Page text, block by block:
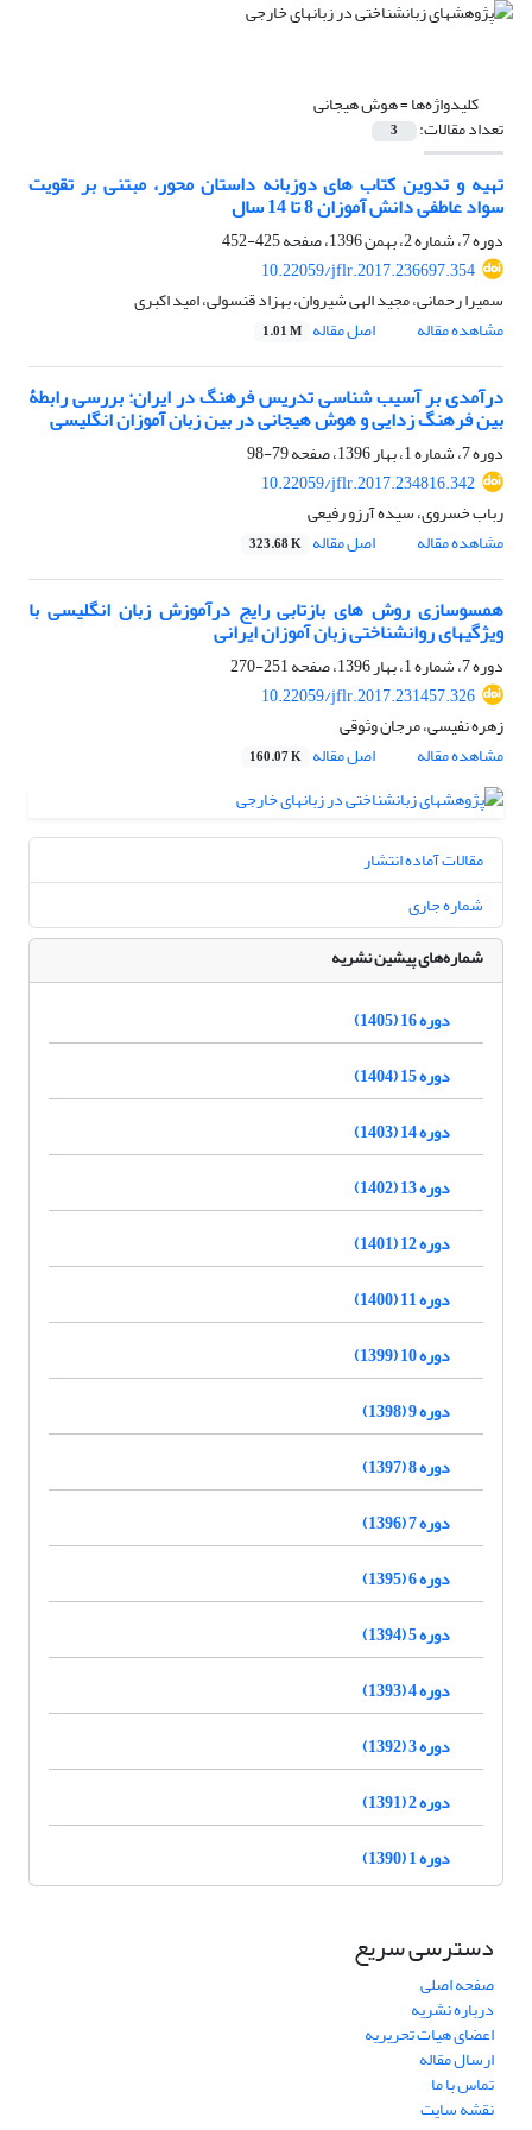
کلیدواژه‌ها =هوش هیجانی
تعداد مقالات: 3
تهیه و تدوین کتاب های دوزبانه داستان محور، مبتنی بر تقویت
سواد عاطفی دانش آموزان 8 تا 14 سال
دوره 7، شماره 2، بهمن 1396، صفحه
425-452
10.22059/jflr.2017.236697.354
سمیرا رحمانی، مجید الهی شیروان، بهزاد قنسولی، امید اکبری
مشاهده مقاله
اصل مقاله 1.01 M
درآمدی بر آسیب شناسی تدریس فرهنگ در ایران: بررسی رابطۀ
بین فرهنگ زدایی و هوش هیجانی در بین زبان آموزان انگلیسی
دوره 7، شماره 1، بهار 1396، صفحه
79-98
10.22059/jflr.2017.234816.342
رباب خسروی، سیده آرزو رفیعی
مشاهده مقاله
اصل مقاله 323.68 K
همسوسازی روش های بازتابی رایج درآموزش زبان انگلیسی با
ویژگیهای روانشناختی زبان آموزان ایرانی
دوره 7، شماره 1، بهار 1396، صفحه
251-270
10.22059/jflr.2017.231457.326
زهره نفیسی، مرجان وثوقی
مشاهده مقاله
اصل مقاله 160.07 K
مقالات آماده انتشار
شماره جاری
شماره‌های پیشین نشریه
دوره 16 (1405)
دوره 15 (1404)
دوره 14 (1403)
دوره 13 (1402)
دوره 12 (1401)
دوره 11 (1400)
دوره 10 (1399)
دوره 9 (1398)
دوره 8 (1397)
دوره 7 (1396)
دوره 6 (1395)
دوره 5 (1394)
دوره 4 (1393)
دوره 3 (1392)
دوره 2 (1391)
دوره 1 (1390)
دسترسی سریع
صفحه اصلی
درباره نشریه
اعضای هیات تحریریه
ارسال مقاله
تماس با ما
نقشه سایت